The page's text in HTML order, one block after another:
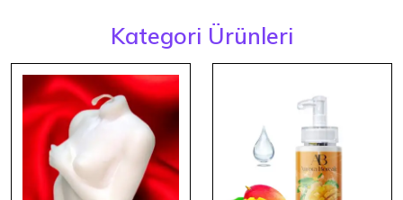
Kategori Ürünleri